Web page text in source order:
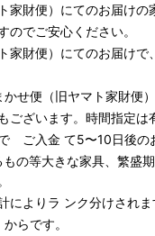
家財便） にてのお届けの
のでご安心ください。
家財便） にてのお届けで
かせ便 （旧ヤマト家財便
ございます。時間指定
ご入金 て5〜10日後の
の等大きな家具、繁
によりラ ンク分けされま
らです。